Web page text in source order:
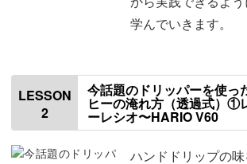
同じ豆でも、淹れ方次第で印象が変わる
ますよ。
ドクターイエローブレンドのビ
ッグカップとカフェモカが500
ジャンボカップ（ひかりのぞみ
ブレンドのみ）400円
珈琲以外（コーンスープとかカ
カプチーノ）ビッグカップは400
学んでいきます。
LESSON
2
今話題のドリッパーを使っ
ヒーの淹れ方（透過式）①
ーレシオ〜HARIO V60
ハンドドリップの